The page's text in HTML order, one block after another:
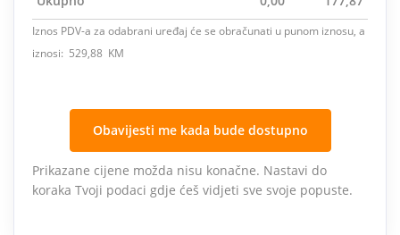
Iznos PDV-a za odabrani uređaj će se obračunati u punom iznosu, a
iznosi: 529,88 KM
Obavijesti me kada bude dostupno
Prikazane cijene možda nisu konačne. Nastavi do
koraka Tvoji podaci gdje ćeš vidjeti sve svoje popuste.